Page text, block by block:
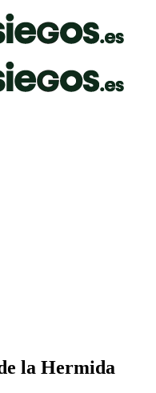
la Hermida